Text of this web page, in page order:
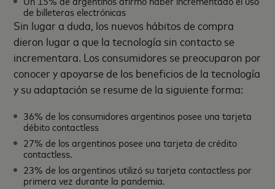
de billeteras electrónicas
Sin lugar a duda, los nuevos hábitos de compra
dieron lugar a que la tecnología sin contacto se
incrementara. Los consumidores se preocuparon por
conocer y apoyarse de los beneficios de la tecnología
y su adaptación se resume de la siguiente forma:
36% de los consumidores argentinos posee una tarjeta
débito contactless
27% de los argentinos posee una tarjeta de crédito
contactless.
23% de los argentinos utilizó su tarjeta contactless por
primera vez durante la pandemia.